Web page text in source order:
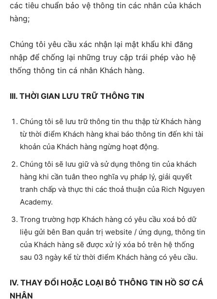
các tiêu chuẩn bảo vệ thông tin các nhân của khách
hàng;
Chúng tôi yêu cầu xác nhận lại mật khẩu khi đăng
nhập để chống lại những truy cập trái phép vào hệ
thống thông tin cá nhân Khách hàng.
III. THỜI GIAN LƯU TRỮ THÔNG TIN
Chúng tôi sẽ lưu trữ thông tin thu thập từ Khách hàng
từ thời điểm Khách hàng khai báo thông tin đến khi tài
khoản của Khách hàng ngừng hoạt động.
Chúng tôi sẽ lưu giữ và sử dụng thông tin của khách
hàng khi cần tuân theo nghĩa vụ pháp lý, giải quyết
tranh chấp và thực thi các thoả thuận của Rich Nguyen
Academy.
Trong trường hợp Khách hàng có yêu cầu xoá bỏ dữ
liệu gửi bên Ban quản trị website / ứng dụng, thông tin
của Khách hàng sẽ được xử lý xóa bỏ trên hệ thống
sau 03 ngày kể từ thời điểm Khách hàng có yêu cầu.
IV. THAY ĐỔI HOẶC LOẠI BỎ THÔNG TIN HỒ SƠ CÁ
NHÂN